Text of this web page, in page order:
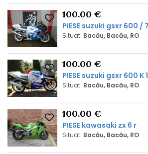
100.00 €
PIESE suzuki gsxr 600 /
Situat: Bacău, Bacău, RO
100.00 €
PIESE suzuki gsxr 600 K
Situat: Bacău, Bacău, RO
100.00 €
PIESE kawasaki zx 6 r
Situat: Bacău, Bacău, RO